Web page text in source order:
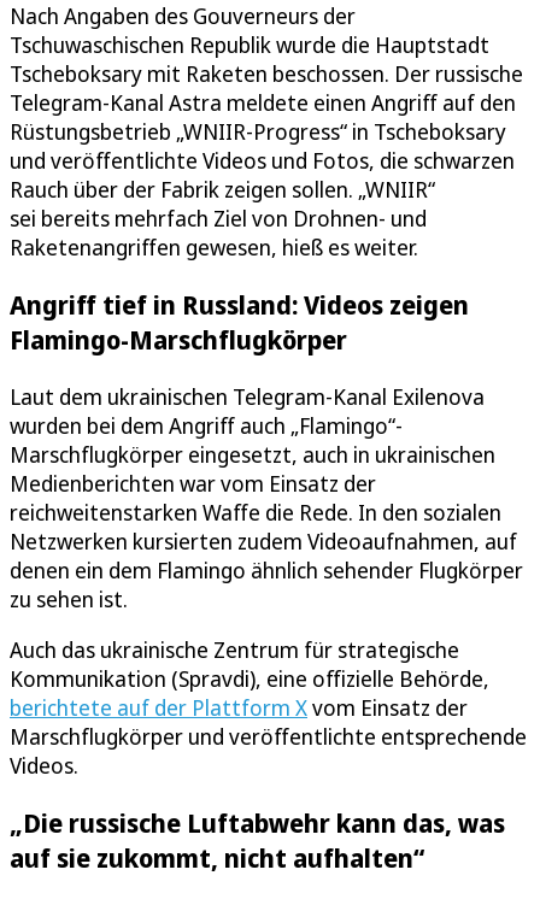
Nach Angaben des Gouverneurs der
Tschuwaschischen Republik wurde die Hauptstadt
Tscheboksary mit Raketen beschossen. Der russische
Telegram-Kanal Astra meldete einen Angriff auf den
Rüstungsbetrieb „WNIIR-Progress“ in Tscheboksary
und veröffentlichte Videos und Fotos, die schwarzen
Rauch über der Fabrik zeigen sollen. „WNIIR“
sei bereits mehrfach Ziel von Drohnen- und
Raketenangriffen gewesen, hieß es weiter.
Angriff tief in Russland: Videos zeigen
Flamingo-Marschflugkörper
Laut dem ukrainischen Telegram-Kanal Exilenova
wurden bei dem Angriff auch „Flamingo“-
Marschflugkörper eingesetzt, auch in ukrainischen
Medienberichten war vom Einsatz der
reichweitenstarken Waffe die Rede. In den sozialen
Netzwerken kursierten zudem Videoaufnahmen, auf
denen ein dem Flamingo ähnlich sehender Flugkörper
zu sehen ist.
Auch das ukrainische Zentrum für strategische
Kommunikation (Spravdi), eine offizielle Behörde,
berichtete auf der Plattform Xvom Einsatz der
Marschflugkörper und veröffentlichte entsprechende
Videos.
„Die russische Luftabwehr kann das, was
auf sie zukommt, nicht aufhalten“